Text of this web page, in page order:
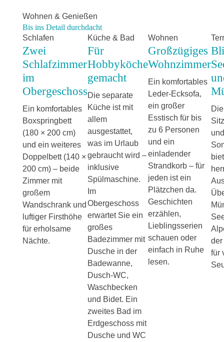
Wohnen & Genießen
Bis ins Detail durchdacht
Schlafen
Zwei
Schlafzimmer
im
Obergeschoss
Ein komfortables
Boxspringbett
(180 × 200 cm)
und ein weiteres
Doppelbett (140 ×
200 cm) – beide
Zimmer mit
großem
Wandschrank und
luftiger Firsthöhe
für erholsame
Nächte.
Küche & Bad
Für
Hobbyköche
gemacht
Die separate
Küche ist mit
allem
ausgestattet,
was im Urlaub
gebraucht wird –
inklusive
Spülmaschine.
Im
Obergeschoss
erwartet Sie ein
großes
Badezimmer mit
Dusche in der
Badewanne,
Dusch-WC,
Waschbecken
und Bidet. Ein
zweites Bad im
Erdgeschoss mit
Dusche und WC
Wohnen
Großzügiges
Wohnzimmer
Ein komfortables
Leder-Ecksofa,
ein großer
Esstisch für bis
zu 6 Personen
und ein
einladender
Strandkorb – für
jeden ist ein
Plätzchen da.
Geschichten
erzählen,
Lieblingsserien
schauen oder
einfach in Ruhe
lesen.
und
der
für